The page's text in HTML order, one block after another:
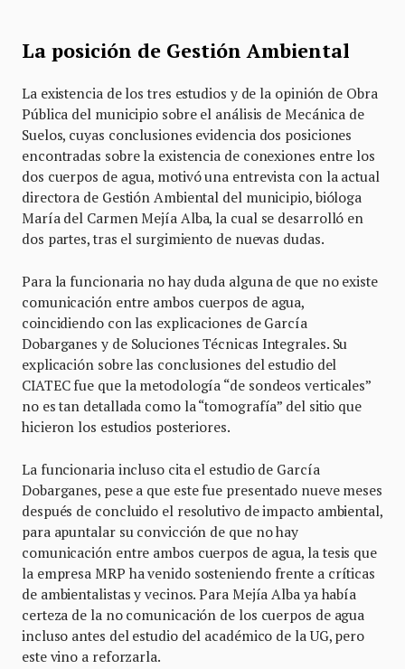
La posición de Gestión Ambiental
La existencia de los tres estudios y de la opinión de Obra
Pública del municipio sobre el análisis de Mecánica de
Suelos, cuyas conclusiones evidencia dos posiciones
encontradas sobre la existencia de conexiones entre los
dos cuerpos de agua, motivó una entrevista con la actual
directora de Gestión Ambiental del municipio, bióloga
María del Carmen Mejía Alba, la cual se desarrolló en
dos partes, tras el surgimiento de nuevas dudas.
Para la funcionaria no hay duda alguna de que no existe
comunicación entre ambos cuerpos de agua,
coincidiendo con las explicaciones de García
Dobarganes y de Soluciones Técnicas Integrales. Su
explicación sobre las conclusiones del estudio del
CIATEC fue que la metodología “de sondeos verticales”
no es tan detallada como la “tomografía” del sitio que
hicieron los estudios posteriores.
La funcionaria incluso cita el estudio de García
Dobarganes, pese a que este fue presentado nueve meses
después de concluido el resolutivo de impacto ambiental,
para apuntalar su convicción de que no hay
comunicación entre ambos cuerpos de agua, la tesis que
la empresa MRP ha venido sosteniendo frente a críticas
de ambientalistas y vecinos. Para Mejía Alba ya había
certeza de la no comunicación de los cuerpos de agua
incluso antes del estudio del académico de la UG, pero
este vino a reforzarla.